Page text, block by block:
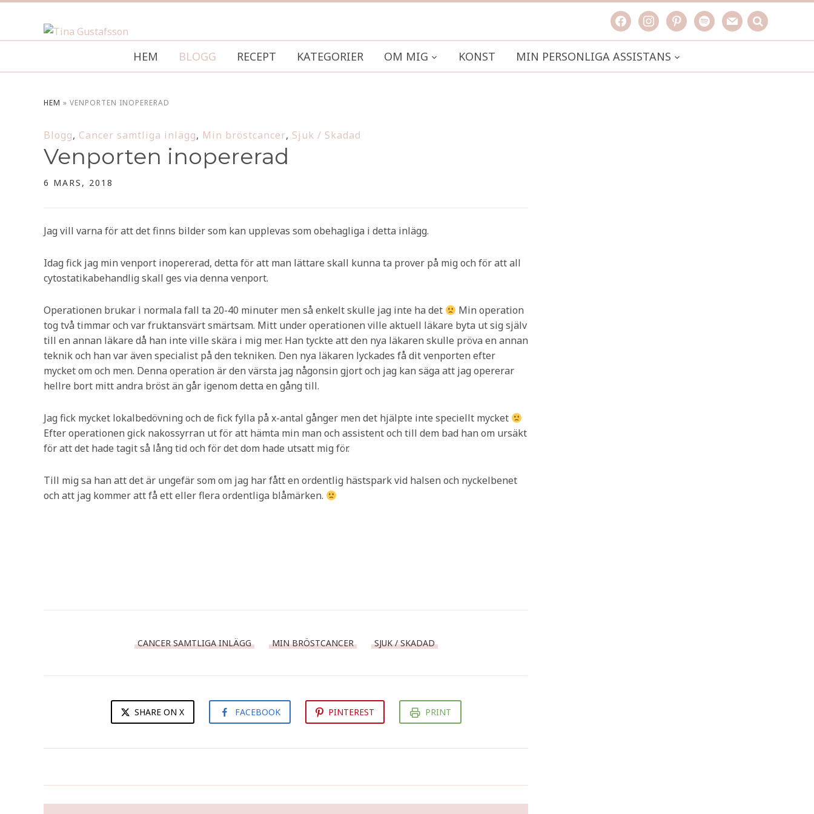
facebookinstagrampinterestspotifymail search
HEM BLOGG RECEPT KATEGORIER OM MIG KONST MIN PERSONLIGA ASSISTANS
HEM » VENPORTEN INOPERERAD
Blogg, Cancer samtliga inlägg, Min bröstcancer, Sjuk / Skadad
Venporten inopererad
6 MARS, 2018
Jag vill varna för att det finns bilder som kan upplevas som obehagliga i detta inlägg.
Idag fick jag min venport inopererad, detta för att man lättare skall kunna ta prover på mig och för att all
cytostatikabehandlig skall ges via denna venport.
Operationen brukar i normala fall ta 20-40 minuter men så enkelt skulle jag inte ha det
Min operation
tog två timmar och var fruktansvärt smärtsam. Mitt under operationen ville aktuell läkare byta ut sig själv
till en annan läkare då han inte ville skära i mig mer. Han tyckte att den nya läkaren skulle pröva en annan
teknik och han var även specialist på den tekniken. Den nya läkaren lyckades få dit venporten efter
mycket om och men. Denna operation är den värsta jag någonsin gjort och jag kan säga att jag opererar
hellre bort mitt andra bröst än går igenom detta en gång till.
Jag fick mycket lokalbedövning och de fick fylla på x-antal gånger men det hjälpte inte speciellt mycket
Efter operationen gick nakossyrran ut för att hämta min man och assistent och till dem bad han om ursäkt
för att det hade tagit så lång tid och för det dom hade utsatt mig för.
Till mig sa han att det är ungefär som om jag har fått en ordentlig hästspark vid halsen och nyckelbenet
och att jag kommer att få ett eller flera ordentliga blåmärken.
CANCER SAMTLIGA INLÄGG MIN BRÖSTCANCER SJUK / SKADAD
SHARE ON X FACEBOOK PINTEREST PRINT
falla